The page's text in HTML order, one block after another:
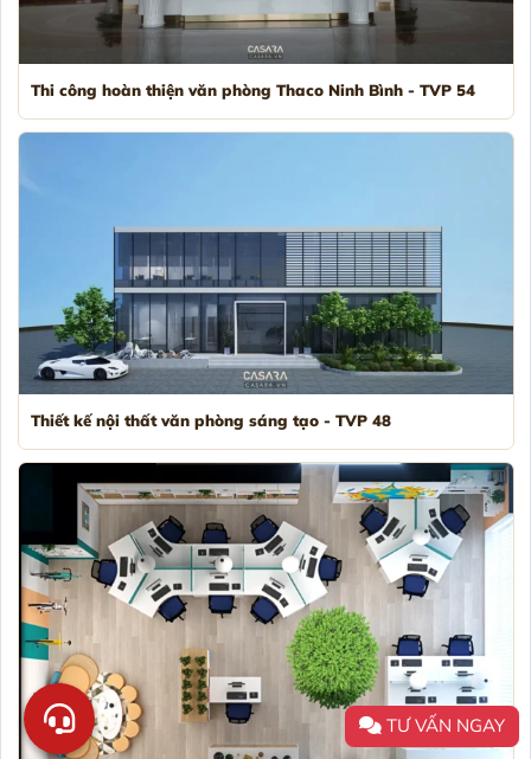
Thi công hoàn thiện văn phòng Thaco Ninh Bình - TVP 54
Thiết kế nội thất văn phòng sáng tạo - TVP 48
TƯ VẤN NGAY